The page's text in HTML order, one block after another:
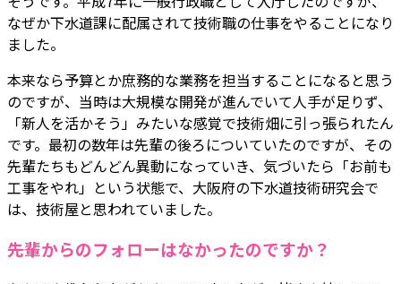
なぜか下水道課に配属されて技術職の仕事をやることになり
ました。
本来なら予算とか庶務的な業務を担当することになると思う
のですが、当時は大規模な開発が進んでいて人手が足りず、
「新人を活かそう」みたいな感覚で技術畑に引っ張られたん
です。最初の数年は先輩の後ろについていたのですが、その
先輩たちもどんどん異動になっていき、気づいたら「お前も
工事をやれ」という状態で、大阪府の下水道技術研究会で
は、技術屋と思われていました。
――先輩からのフォローはなかったのですか？